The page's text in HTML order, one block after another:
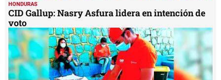
HONDURAS
CID Gallup: Nasry Asfura lidera en intención de
voto